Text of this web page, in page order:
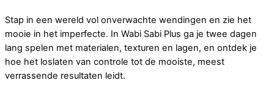
Stap in een wereld vol onverwachte wendingen en zie het
mooie in het imperfecte. In Wabi Sabi Plus ga je twee dagen
lang spelen met materialen, texturen en lagen, en ontdek je
hoe het loslaten van controle tot de mooiste, meest
verrassende resultaten leidt.